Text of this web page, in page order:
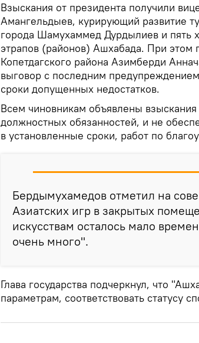
Взыскания от президента получили
Амангельдыев, курирующий развитие
города Шамухаммед Дурдылиев и пять
этрапов (районов) Ашхабада. При этом
Копетдагского района Азимберди
выговор с последним
сроки допущенных недостатков.
Всем чиновникам объявлены
должностных обязанностей, и не
в установленные сроки, работ по
Бердымухамедов отметил на
Азиатских игр в закрытых
искусствам осталось мало
очень много".
Глава государства подчеркнул, что
параметрам, соответствовать статусу